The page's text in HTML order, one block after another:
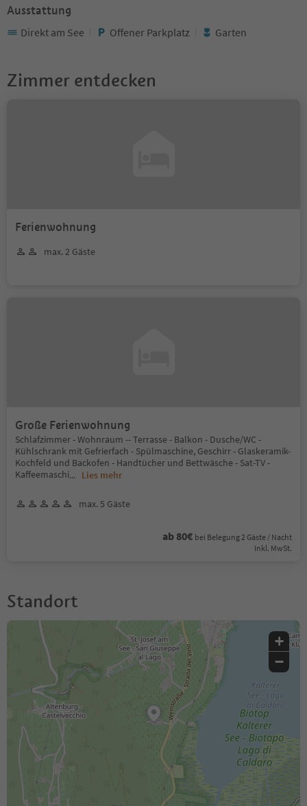
Ausstattung
Direkt am See Offener Parkplatz Garten
Zimmer entdecken
Ferienwohnung
max. 2 Gäste
Große Ferienwohnung
Schlafzimmer - Wohnraum -- Terrasse - Balkon - Dusche/WC -
Kühlschrank mit Gefrierfach - Spülmaschine, Geschirr - Glaskeramik-
Kochfeld und Backofen - Handtücher und Bettwäsche - Sat-TV -
Kaffeemaschi... Lies mehr
max. 5 Gäste
ab 80€ bei Belegung 2 Gäste / Nacht
Inkl. MwSt.
Standort
+
−